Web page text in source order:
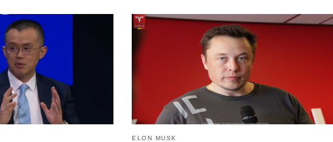
ELON MUSK